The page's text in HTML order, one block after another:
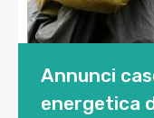
Annunci
energetica